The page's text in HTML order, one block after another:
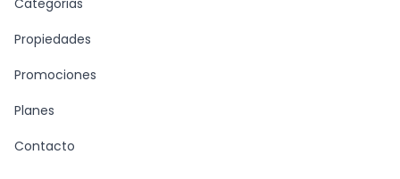
Categorias
Propiedades
Promociones
Planes
Contacto